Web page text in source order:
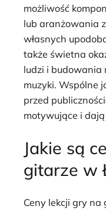
możliwość
lub aranżowania
własnych
także świetna
ludzi i budowania
muzyki. Wspólne
przed
motywujące i dają
Jakie są
gitarze w
Ceny lekcji gry na